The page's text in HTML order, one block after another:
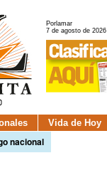
Porlamar
7 de agosto de 2026
Vida de Hoy
nacional